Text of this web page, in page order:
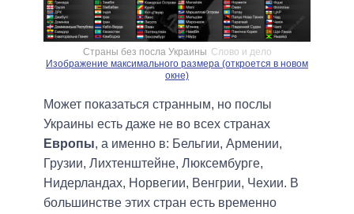
Страны без посла Украины Слово и дело
Изображение максимального размера (откроется в новом
окне)
Может показаться странным, но послы
Украины есть даже не во всех странах
Европы, а именно в: Бельгии, Армении,
Грузии, Лихтенштейне, Люксембурге,
Нидерландах, Норвегии, Венгрии, Чехии. В
большинстве этих стран есть временно